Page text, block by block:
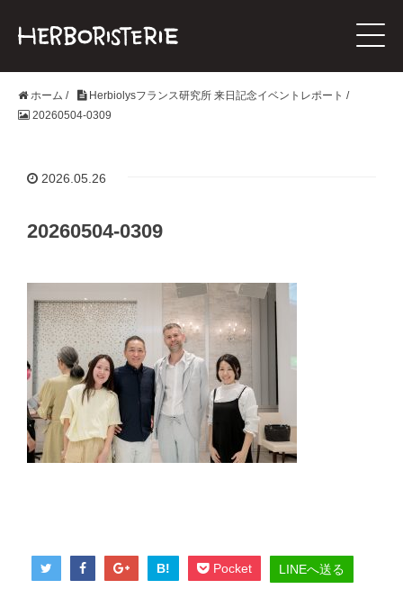
ホーム / Herbiolysフランス研究所 来日記念イベントレポート /
20260504-0309
2026.05.26
20260504-0309
B! Pocket LINEへ送る